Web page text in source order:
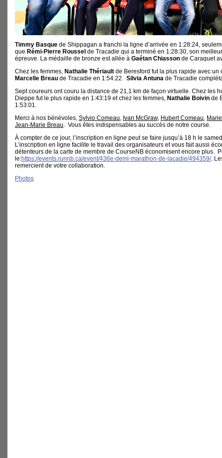
Timmy Basque de Shippagan a franchi la ligne d’arrivée en 1:28:24,
que Rémi-Pierre Roussel de Tracadie qui a terminé en 1:28:30, son
épreuve. La médaille de bronze est allée à Gaétan Chiasson de Caraquet
Chez les femmes, Nathalie Thériault de Beresford fut la plus rapide avec un
Marcelle Breau de Tracadie en 1:54:22. Silvia Antuna de Tracadie
Sept coureurs ont couru la distance de 21,1 km de façon virtuelle. Chez les
Dieppe fut le plus rapide en 1:43:19 et chez les femmes, Nathalie Boivin de
1:53:01.
Merci à nos bénévoles, Sylvio Comeau, Ivan McGraw, Hubert Comeau,
Jean-Marie Breau. Vous êtes indispensables au succès de notre course.
À compter de ce jour, l’inscription en ligne peut se faire jusqu’à 18 h le
L’inscription en ligne facilite le travail des organisateurs et vous fait aussi
détenteurs de la carte de membre de CourseNB économisent encore plus.
le:https://events.runnb.ca/event/436e-demi-marathon-de-lacadie/494359/.
remercient de votre collaboration.
Photos